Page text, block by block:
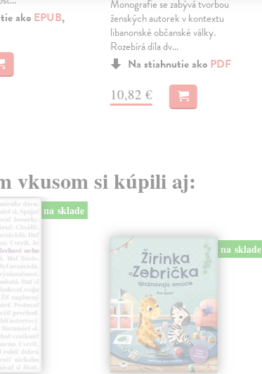
ako EPUB,
Monografie se zabývá tvorbou
ženských autorek v kontextu
libanonské občanské války.
Rozebírá díla dv...
Na stiahnutie ako PDF
10,82 €
vkusom si kúpili aj:
na sklade
na sklade